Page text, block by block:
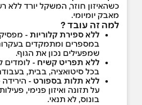
כשהאיזון חוזר, המשקל יורד ללא
מאבק יומיומי.
למה זה עובד ?
ללא ספירת קלוריות -
במספרים ומתמקדים
שמפעילים נכון את הגוף.
ללא תפריט קשיח - לומדים
בכל סיטואציה, בבית,
ללא תלות בספורט -
על תזונה ואיזון פנימי,
בונוס, לא תנאי.